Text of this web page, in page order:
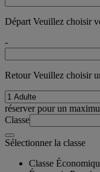
Départ Veuillez choisir
-
Retour Veuillez choisir
réserver pour un
Classe
Sélectionner la classe
Classe